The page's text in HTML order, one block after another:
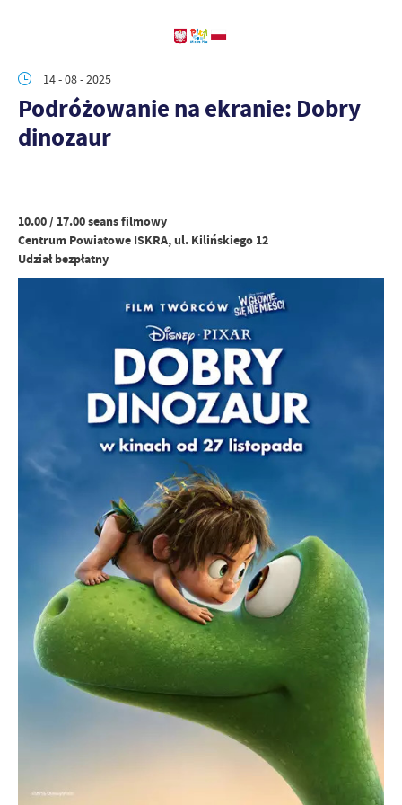
14 - 08 - 2025
Podróżowanie na ekranie: Dobry
dinozaur
10.00 / 17.00 seans filmowy
Centrum Powiatowe ISKRA, ul. Kilińskiego 12
Udział bezpłatny